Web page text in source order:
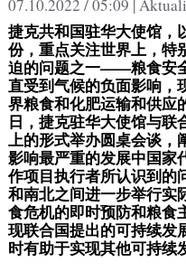
07.10.2022 / 05:09 |
捷克共和国驻华大使馆，
份，重点关注世界上，特
迫的问题之一——粮食安
直受到气候的负面影响，
界粮食和化肥运输和供应
日，捷克驻华大使馆与联
上的形式举办圆桌会谈，
影响最严重的发展中国家
作项目执行者所认识到的
和南北之间进一步举行实
食危机的即时预防和粮食
现联合国提出的可持续发
时有助于实现其他可持续